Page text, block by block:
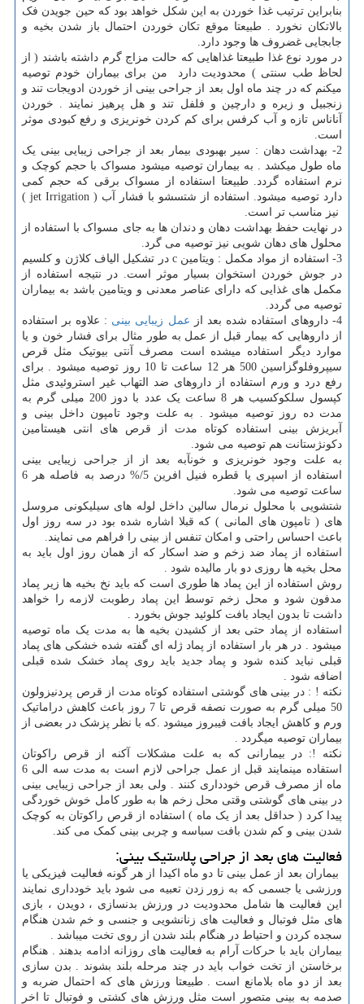
بنابراین ترتیب غذا خوردن به این شکل خواهد بود که حین جویدن فک
بالاتکان نخورد . طبیعتا موقع تکان خوردن احتمال باز شدن بخیه و
جابجایی غضروف ها وجود دارد.
در مورد نوع غذا طبیعتا غذاهایی که حالت مزاج گرم داشته باشند ( از
لحاظ طب سنتی ) محدودیت دارد من برای بیماران خودم توصیه
میکنم که در چند ماه اول بعد از جراحی بینی از خوردن ادویجات تند و
زنجبیل و زیره و دارچین و فلفل تند و هل پرهیز نمایند . خوردن
آناناس تازه و آب کرفس برای کم کردن خونریزی و رفع کبودی موثر
است.
2- بهداشت دهان : سیر بهبودی بیمار بعد از جراحی زیبایی بینی یک
ماه طول میکشد . به بیماران توصیه میشود مسواک با حجم کوچک و
نرم استفاده گردد. طبیعتا استفاده از مسواک برقی که حجم کمی
دارد توصیه میشود. استفاده از شتسشو با فشار آب ( jet Irrigation
)
نیز مناسب تر است.
در نهایت حفظ بهداشت دهان و دندان ها به جای مسواک با استفاده از
محلول های دهان شویی نیز توصیه می گرد.
3- استفاده از مواد مکمل : ویتامین
c در تشکیل الیاف کلاژن و کلسیم
در جوش خوردن استخوان بسیار موثر است. در نتیجه استفاده از
مکمل های غذایی که دارای عناصر معدنی و ویتامین باشد به بیماران
توصیه می گردد.
4- داروهای استفاده شده بعد از
عمل زیبایی بینی : علاوه بر استفاده
از داروهایی که بیمار قبل از عمل به طور مثال برای فشار خون و یا
موارد دیگر استفاده میشده است مصرف آنتی بیوتیک مثل قرص
سیپروفلوگزاسین 500 هر 12 ساعت تا 10 روز توصیه میشود . برای
رفع درد و ورم استفاده از داروهای ضد التهاب غیر استروئیدی مثل
کپسول سلکوکسیب هر 8 ساعت یک عدد با دوز 200 میلی گرم به
مدت ده روز توصیه میشود . به علت وجود تامپون داخل بینی و
آبریزش بینی استفاده کوتاه مدت از قرص های انتی هیستامین
دکونژستانت هم توصیه می شود.
به علت وجود خونریزی و خونآبه بعد از از جراحی زیبایی بینی
استفاده از اسپری یا قطره فنیل افرین%/5
درصد به فاصله هر 6
ساعت توصیه می شود.
شتشویی با محلول نرمال سالین داخل لوله های سیلیکونی مروسل
های ( تامپون های المانی ) که قبلا اشاره شده بود در سه روز اول
باعث احساس راحتی و امکان تنفس از بینی را فراهم می نمایند.
استفاده از پماد ضد زخم و ضد اسکار که از همان روز اول باید به
محل بخیه ها روزی دو بار مالیده شود .
روش استفاده از این پماد ها طوری است که باید نخ بخیه ها زیر پماد
مدفون شود و محل زخم توسط این پماد رطوبت لازمه را خواهد
داشت تا بدون ایجاد بافت کلوئید جوش بخورد .
استفاده از پماد حتی بعد از کشیدن بخیه ها به مدت یک ماه توصیه
میشود . در هر بار استفاده از پماد ژله ای گفته شده خشکی های پماد
قبلی نباید کنده شود و پماد جدید باید روی پماد خشک شده قبلی
اضافه شود .
نکته ! : در بینی های گوشتی استفاده کوتاه مدت از قرص پردنیزولون
50 میلی گرم به صورت نصفه قرص تا 7 روز باعث کاهش دراماتیک
ورم و کاهش ایجاد بافت فیبروز میشود .که با نظر پزشک در بعضی از
بیماران توصیه میگردد .
نکته !: در بیمارانی که به علت مشکلات آکنه از قرص راکوتان
استفاده مینمایند قبل از عمل جراحی لازم است به مدت سه الی 6
ماه از مصرف قرص خودداری کنند . ولی بعد از جراحی زیبایی بینی
در بینی های گوشتی وقتی محل زخم ها به طور کامل خوش خوردگی
پیدا کرد ( حداقل بعد از یک ماه ) استفاده از قرص راکوتان به کوچک
شدن بینی و کم شدن بافت سباسه و چربی بینی کمک می کند.
فعالیت های بعد از جراحی پلاستیک بینی:
بیماران بعد از عمل بینی تا دو ماه اکیدا از هر گونه فعالیت فیزیکی یا
ورزشی یا جسمی که به زور زدن تعبیه می شود باید خودداری نمایند
این فعالیت ها شامل محدودیت در ورزش بدنسازی ، دویدن ، بازی
های مثل فوتبال و فعالیت های زنانشویی و جنسی و خم شدن هنگام
سجده کردن و احتیاط در هنگام بلند شدن از روی تخت میباشد .
بیماران باید با حرکات آرام به فعالیت های روزانه ادامه بدهند . هنگام
برخاستن از تخت خواب باید در چند مرحله بلند بشوند . بدن سازی
بعد از دو ماه بلامانع است . طبیعتا ورزش های که احتمال ضربه و
صدمه به بینی متصور است مثل ورزش های کشتی و فوتبال تا اخر